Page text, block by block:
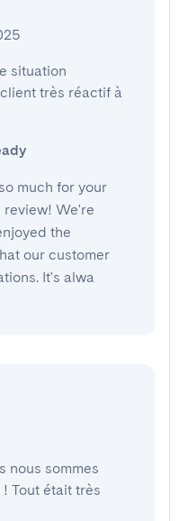
situation
très réactif à
much for your
We're
the
our customer
It's alwa
nous sommes
Tout était très